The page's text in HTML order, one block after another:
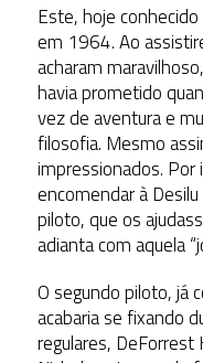
Este, hoje
em 1964. Ao
acharam
havia prometido
vez de aventura e
filosofia. Mesmo
impressionados. Por
encomendar à
piloto, que os
adianta com aquela
O segundo piloto, já
acabaria se fixando
regulares, DeForrest